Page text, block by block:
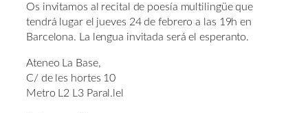
Os invitamos al recital de poesía multilingüe que
tendrá lugar el jueves 24 de febrero a las 19h en
Barcelona. La lengua invitada será el esperanto.
Ateneo La Base,
C/ de les hortes 10
Metro L2 L3 Paral.lel